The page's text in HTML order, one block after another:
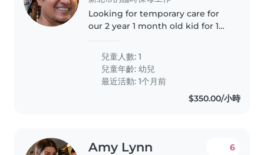
Looking for temporary care for
our 2 year 1 month old kid for 1
continue requesting help in
evenings on weekdays
兒童人數: 1
兒童年齡:幼兒
最近活動: 1个月前
$350.00/小時
Amy Lynn 6